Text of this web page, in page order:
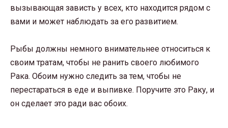
вызывающая зависть у всех, кто находится рядом с
вами и может наблюдать за его развитием.
Рыбы должны немного внимательнее относиться к
своим тратам, чтобы не ранить своего любимого
Рака. Обоим нужно следить за тем, чтобы не
перестараться в еде и выпивке. Поручите это Раку, и
он сделает это ради вас обоих.